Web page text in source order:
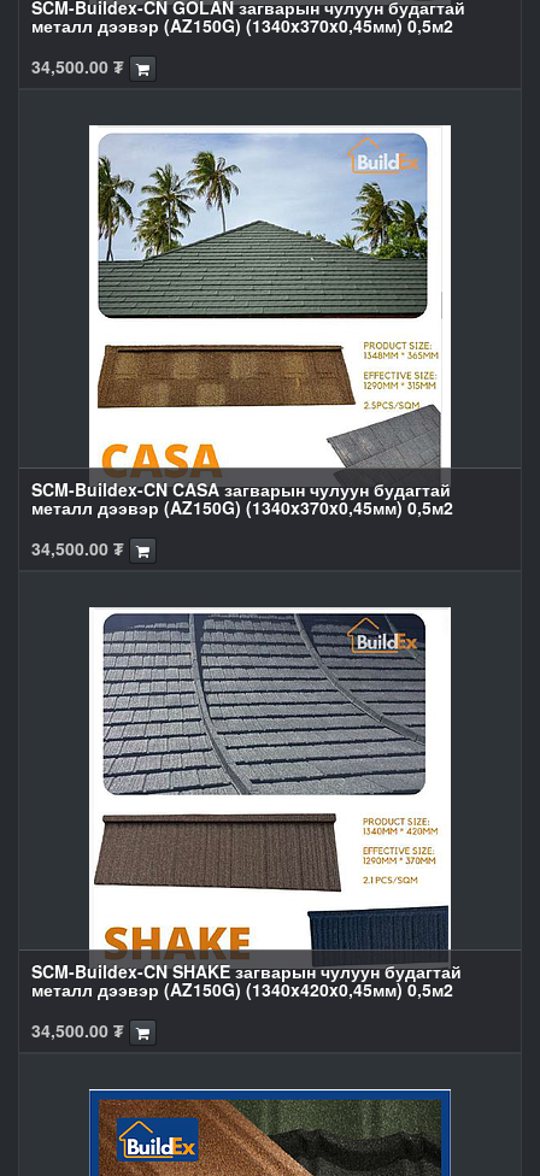
SCM-Buildex-CN GOLAN загварын чулуун будагтай
металл дээвэр (AZ150G) (1340x370x0,45мм) 0,5м2
34,500.00 ₮
SCM-Buildex-CN CASA загварын чулуун будагтай
металл дээвэр (AZ150G) (1340x370x0,45мм) 0,5м2
34,500.00 ₮
SCM-Buildex-CN SHAKE загварын чулуун будагтай
металл дээвэр (AZ150G) (1340x420x0,45мм) 0,5м2
34,500.00 ₮